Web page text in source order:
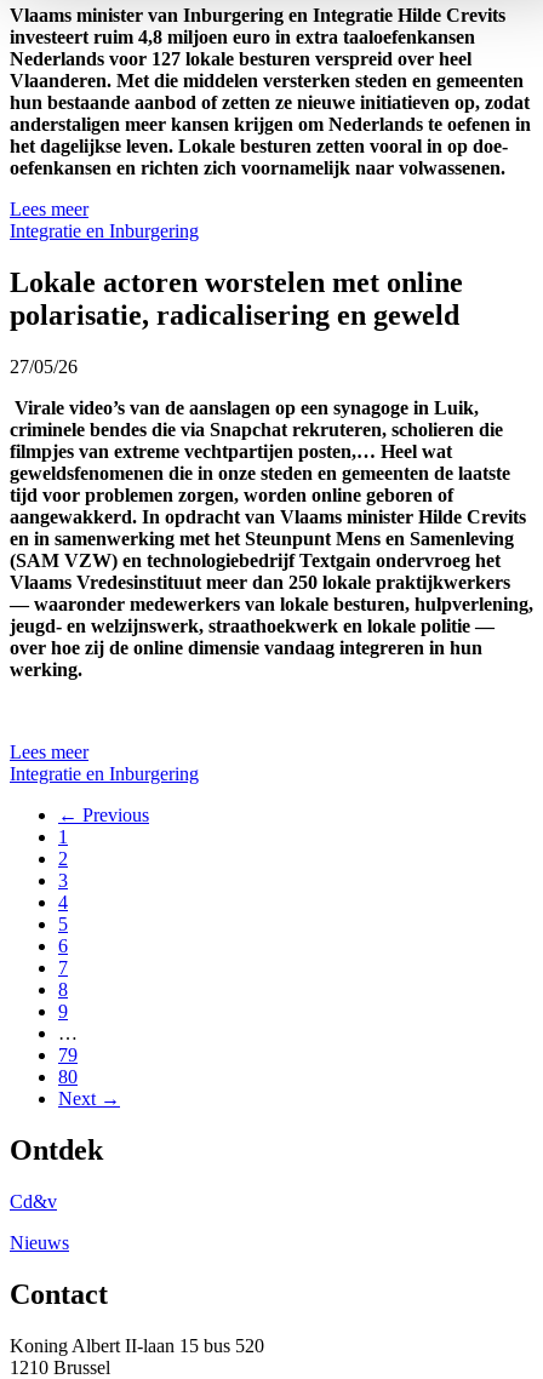
Vlaams minister van Inburgering en Integratie Hilde Crevits
investeert ruim 4,8 miljoen euro in extra taaloefenkansen
Nederlands voor 127 lokale besturen verspreid over heel
Vlaanderen. Met die middelen versterken steden en gemeenten
hun bestaande aanbod of zetten ze nieuwe initiatieven op, zodat
anderstaligen meer kansen krijgen om Nederlands te oefenen in
het dagelijkse leven. Lokale besturen zetten vooral in op doe-
oefenkansen en richten zich voornamelijk naar volwassenen.
Lees meer
Integratie en Inburgering
Lokale actoren worstelen met online
polarisatie, radicalisering en geweld
27/05/26
Virale video’s van de aanslagen op een synagoge in Luik,
criminele bendes die via Snapchat rekruteren, scholieren die
filmpjes van extreme vechtpartijen posten,… Heel wat
geweldsfenomenen die in onze steden en gemeenten de laatste
tijd voor problemen zorgen, worden online geboren of
aangewakkerd. In opdracht van Vlaams minister Hilde Crevits
en in samenwerking met het Steunpunt Mens en Samenleving
(SAM VZW) en technologiebedrijf Textgain ondervroeg het
Vlaams Vredesinstituut meer dan 250 lokale praktijkwerkers
— waaronder medewerkers van lokale besturen, hulpverlening,
jeugd- en welzijnswerk, straathoekwerk en lokale politie —
over hoe zij de online dimensie vandaag integreren in hun
werking.
Lees meer
Integratie en Inburgering
← Previous
1
2
3
4
5
6
7
8
9
…
79
80
Next →
Ontdek
Cd&v
Nieuws
Contact
Koning Albert II-laan 15 bus 520
1210 Brussel